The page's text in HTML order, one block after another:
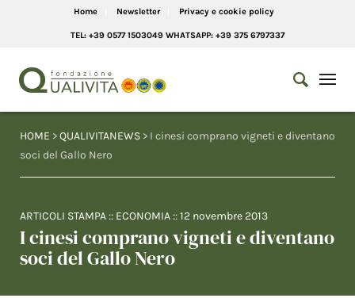
Home Newsletter Privacy e cookie policy
TEL: +39 0577 1503049 WHATSAPP: +39 375 6797337
HOME >QUALIVITANEWS > I cinesi comprano vigneti e diventano
soci del Gallo Nero
ARTICOLI STAMPA :: ECONOMIA ::12 novembre 2013
I cinesi comprano vigneti e diventano
soci del Gallo Nero